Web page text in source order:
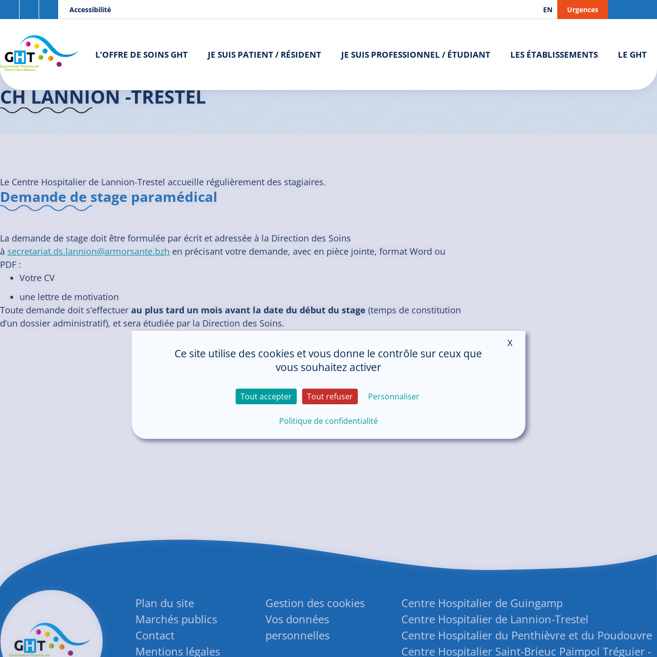
Aller au contenu principal
Accessibilité EN Urgences
L’OFFRE DE SOINS GHT JE SUIS PATIENT / RÉSIDENT JE SUIS PROFESSIONNEL / ÉTUDIANT LES ÉTABLISSEMENTS LE GHT
Accueil GHT> Je suis professionnel / étudiant >Stages> CH Lannion -Trestel
CH LANNION -TRESTEL
Le Centre Hospitalier de Lannion-Trestel accueille régulièrement des stagiaires.
Demande de stage paramédical
La demande de stage doit être formulée par écrit et adressée à la Direction des Soins
à secretariat.ds.lannion@armorsante.bzh en précisant votre demande, avec en pièce jointe, format Word ou
PDF :
Votre CV
une lettre de motivation
Toute demande doit s’effectuer au plus tard un mois avant la date du début du stage (temps de constitution
d’un dossier administratif), et sera étudiée par la Direction des Soins.
Plan du site
Marchés publics
Contact
Mentions légales
Gestion des cookies
Vos données
personnelles
Centre Hospitalier de Guingamp
Centre Hospitalier de Lannion-Trestel
Centre Hospitalier du Penthièvre et du Poudouvre
Centre Hospitalier Saint-Brieuc Paimpol Tréguier -
Panneau de gestion des cookies
Ce site utilise des cookies et vous donne le contrôle sur ceux que
vous souhaitez activer
Tout accepter Tout refuser Personnaliser
Politique de confidentialité
X